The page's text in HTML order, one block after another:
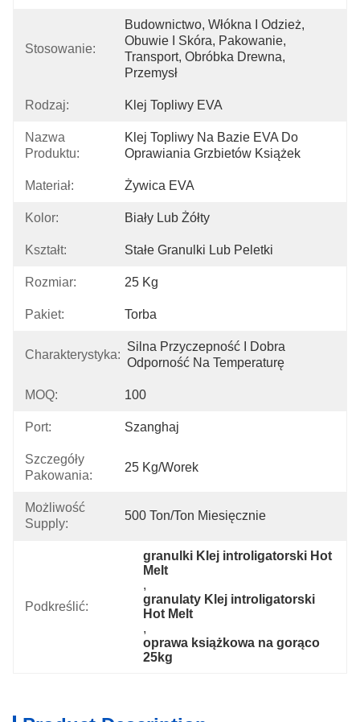
Stosowanie:
Budownictwo, Włókna I Odzież,
Obuwie I Skóra, Pakowanie,
Transport, Obróbka Drewna,
Przemysł
Rodzaj: Klej Topliwy EVA
Nazwa
Produktu:
Klej Topliwy Na Bazie EVA Do
Oprawiania Grzbietów Książek
Materiał: Żywica EVA
Kolor: Biały Lub Żółty
Kształt: Stałe Granulki Lub Peletki
Rozmiar: 25 Kg
Pakiet: Torba
Charakterystyka:
Silna Przyczepność I Dobra
Odporność Na Temperaturę
MOQ: 100
Port: Szanghaj
Szczegóły
Pakowania:
25 Kg/worek
Możliwość
Supply:
500 Ton/ton Miesięcznie
Podkreślić:
granulki Klej introligatorski Hot
Melt
,
granulaty Klej introligatorski
Hot Melt
,
oprawa książkowa na gorąco
25kg